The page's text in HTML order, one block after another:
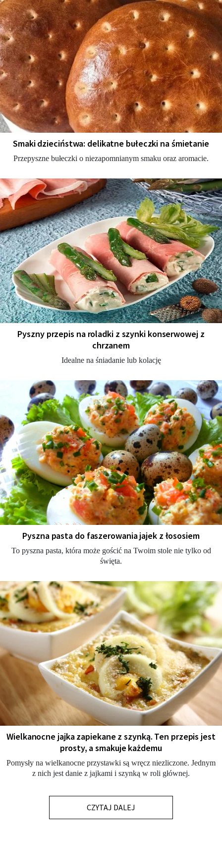
Smaki dzieciństwa: delikatne bułeczki na śmietanie
Przepyszne bułeczki o niezapomnianym smaku oraz aromacie.
Pyszny przepis na roladki z szynki konserwowej z
chrzanem
Idealne na śniadanie lub kolację
Pyszna pasta do faszerowania jajek z łososiem
To pyszna pasta, która może gościć na Twoim stole nie tylko od
święta.
Wielkanocne jajka zapiekane z szynką. Ten przepis jest
prosty, a smakuje każdemu
Pomysły na wielkanocne przystawki są wręcz niezliczone. Jednym
z nich jest danie z jajkami i szynką w roli głównej.
CZYTAJ DALEJ